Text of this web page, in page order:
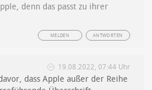
denn das passt zu ihrer
ANTWORTEN
MELDEN
19.08.2022, 07:44 Uhr
dass Apple außer der Reihe